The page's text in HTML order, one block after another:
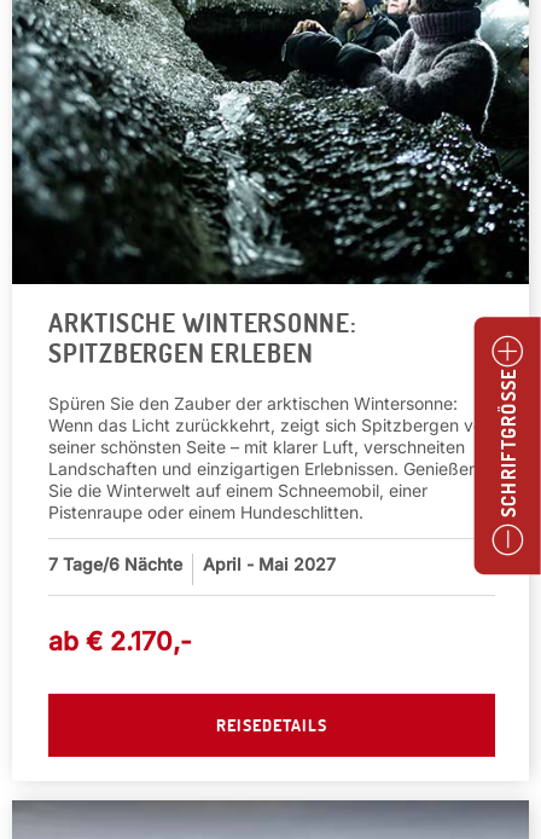
ARKTISCHE WINTERSONNE:
SPITZBERGEN ERLEBEN
Spüren Sie den Zauber der arktischen Wintersonne:
Wenn das Licht zurückkehrt, zeigt sich Spitzbergen von
seiner schönsten Seite – mit klarer Luft, verschneiten
Landschaften und einzigartigen Erlebnissen. Genießen
Sie die Winterwelt auf einem Schneemobil, einer
Pistenraupe oder einem Hundeschlitten.
7 Tage/6 Nächte April - Mai 2027
ab € 2.170,-
REISEDETAILS
SCHRIFTGRÖSSE